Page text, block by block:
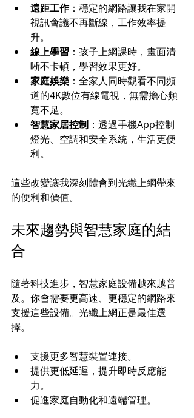
遠距工作：穩定的網路讓我在家開
視訊會議不再斷線，工作效率提
升。
線上學習 ：孩子上網課時，畫面清
晰不卡頓，學習效果更好。
家庭娛樂 ：全家人同時觀看不同頻
道的4K數位有線電視，無需擔心頻
寬不足。
智慧家居控制 ：透過手機App控制
燈光、空調和安全系統，生活更便
利。
這些改變讓我深刻體會到光纖上網帶來
的便利和價值。
未來趨勢與智慧家庭的結
合
隨著科技進步，智慧家庭設備越來越普
及。你會需要更高速、更穩定的網路來
支援這些設備。光纖上網正是最佳選
擇。
支援更多智慧裝置連接。
提供更低延遲，提升即時反應能
力。
促進家庭自動化和遠端管理。